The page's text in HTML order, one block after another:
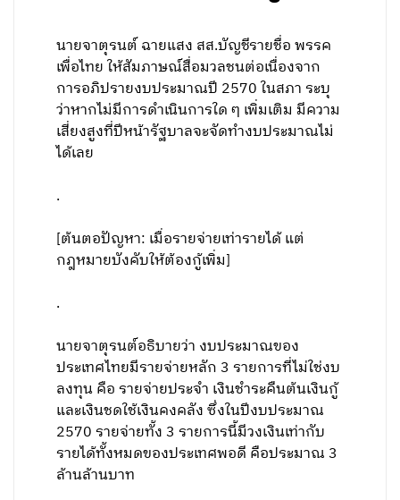
นายจาตุรนต์ ฉายแสง สส.บัญชีรายชื่อ พรรค
เพื่อไทย ให้สัมภาษณ์สื่อมวลชนต่อเนื่องจาก
การอภิปรายงบประมาณปี 2570 ในสภา ระบุ
ว่าหากไม่มีการดำเนินการใด ๆ เพิ่มเติม มีความ
เสี่ยงสูงที่ปีหน้ารัฐบาลจะจัดทำงบประมาณไม่
ได้เลย
.
[ต้นตอปัญหา: เมื่อรายจ่ายเท่ารายได้ แต่
กฎหมายบังคับให้ต้องกู้เพิ่ม]
.
นายจาตุรนต์อธิบายว่า งบประมาณของ
ประเทศไทยมีรายจ่ายหลัก 3 รายการที่ไม่ใช่งบ
ลงทุน คือ รายจ่ายประจำ เงินชำระคืนต้นเงินกู้
และเงินชดใช้เงินคงคลัง ซึ่งในปีงบประมาณ
2570 รายจ่ายทั้ง 3 รายการนี้มีวงเงินเท่ากับ
รายได้ทั้งหมดของประเทศพอดี คือประมาณ 3
ล้านล้านบาท